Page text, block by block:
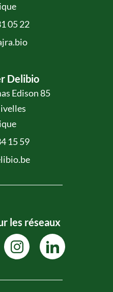
05 22
Delibio
Edison 85
15 59
les réseaux